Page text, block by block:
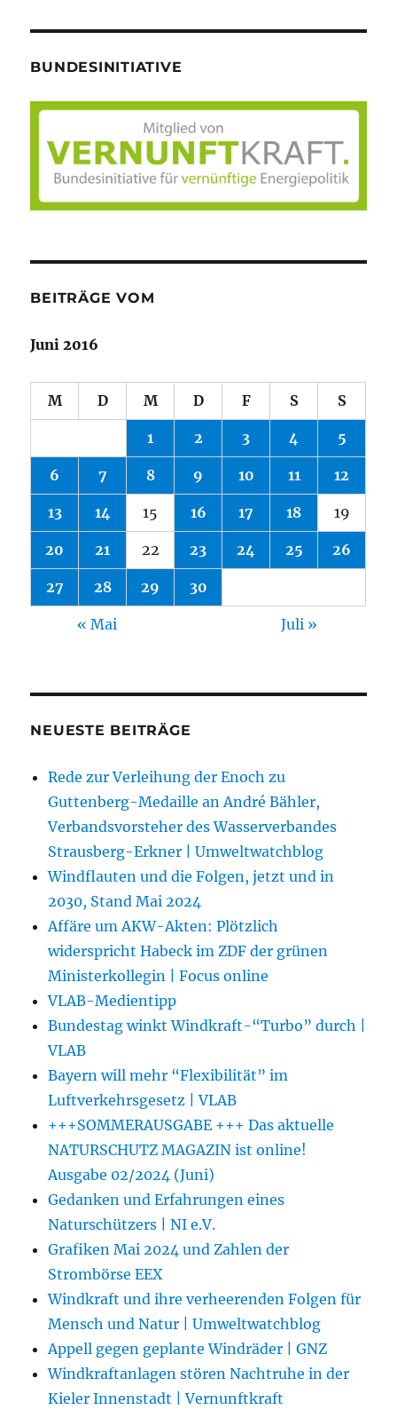
BUNDESINITIATIVE
BEITRÄGE VOM
Juni 2016
M D M D F S S
1 2 3 4 5
6 7 8 9 10 11 12
13 14 15 16 17 18 19
20 21 22 23 24 25 26
27 28 29 30
« Mai Juli »
NEUESTE BEITRÄGE
Rede zur Verleihung der Enoch zu
Guttenberg-Medaille an André Bähler,
Verbandsvorsteher des Wasserverbandes
Strausberg-Erkner | Umweltwatchblog
Windflauten und die Folgen, jetzt und in
2030, Stand Mai 2024
Affäre um AKW-Akten: Plötzlich
widerspricht Habeck im ZDF der grünen
Ministerkollegin | Focus online
VLAB-Medientipp
Bundestag winkt Windkraft-“Turbo” durch |
VLAB
Bayern will mehr “Flexibilität” im
Luftverkehrsgesetz | VLAB
+++SOMMERAUSGABE +++ Das aktuelle
NATURSCHUTZ MAGAZIN ist online!
Ausgabe 02/2024 (Juni)
Gedanken und Erfahrungen eines
Naturschützers | NI e.V.
Grafiken Mai 2024 und Zahlen der
Strombörse EEX
Windkraft und ihre verheerenden Folgen für
Mensch und Natur | Umweltwatchblog
Appell gegen geplante Windräder | GNZ
Windkraftanlagen stören Nachtruhe in der
Kieler Innenstadt | Vernunftkraft